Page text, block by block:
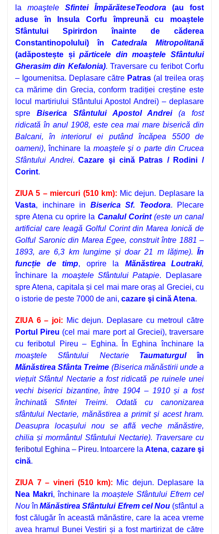
la moaştele Sfintei ÎmpărăteseTeodora (au fost
aduse în Insula Corfu împreună cu moaștele
Sfântului Spirirdon înainte de căderea
Constantinopolului) în
Catedrala Mitropolitană
(adăpostește șipărticele din moaștele Sfântului
Gherasim din Kefalonia). Traversare cu feribot Corfu
– Igoumenitsa. Deplasare către Patras (al treilea oraș
ca mărime din Grecia, conform tradiției creștine este
locul martiriului Sfântului Apostol Andrei) – deplasare
spre Biserica Sfântului Apostol Andrei(a fost
ridicată în anul 1908, este cea mai mare biserică din
Balcani, în interiorul ei putând încăpea 5500 de
oameni), închinare la moaştele şi o parte din Crucea
Sfântului Andrei. Cazare şi cină Patras / Rodini /
Corint.
ZIUA 5 – miercuri (510 km): Mic dejun. Deplasare la
Vasta, inchinare in Biserica Sf. Teodora. Plecare
spre Atena cu oprire la Canalul Corint (este un canal
artificial care leagă Golful Corint din Marea Ionică de
Golful Saronic din Marea Egee, construit între 1881 –
1893, are 6,3 km lungime și doar 21 m lățime).În
funcție de timp, oprire la Mănăstirea Loutraki,
închinare la moaştele Sfântului Patapie.
Deplasare
spre Atena, capitala și cel mai mare oraș al Greciei, cu
o istorie de peste 7000 de ani, cazare şi cină Atena.
ZIUA 6 – joi: Mic dejun. Deplasare cu metroulcătre
Portul Pireu (cel mai mare port al Greciei), traversare
cu feribotul Pireu – Eghina. În Eghina închinare la
moaştele Sfântului Nectarie
Taumaturgulîn
Mănăstirea Sfânta Treime (Biserica mănăstirii unde a
viețuit Sfântul Nectarie a fost ridicată pe ruinele unei
vechi biserici bizantine, între 1904 – 1910 și a fost
închinată Sfintei Treimi. Odată cu canonizarea
sfântului Nectarie, mănăstirea a primit și acest hram.
Deasupra locașului nou se află veche mănăstire,
chilia și mormântul Sfântului Nectarie). Traversare cu
feribotul Eghina – Pireu. Intoarcere la Atena, cazare şi
cină.
ZIUA 7 – vineri (510 km): Mic dejun. Deplasare la
Nea Makri, închinare lamoaștele Sfântului Efrem cel
Nouîn Mănăstirea Sfântului Efrem cel Nou(sfântul a
fost călugăr în această mănăstire, care la acea vreme
avea hramul Bunei Vestiri și a fost martirizat de către